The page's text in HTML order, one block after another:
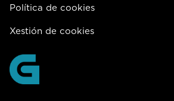
Política de cookies
Xestión de cookies